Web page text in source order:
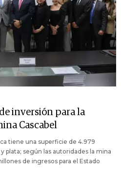
inversión para la
Cascabel
tiene una superficie de 4.979
plata; según las autoridades la mina
de ingresos para el Estado